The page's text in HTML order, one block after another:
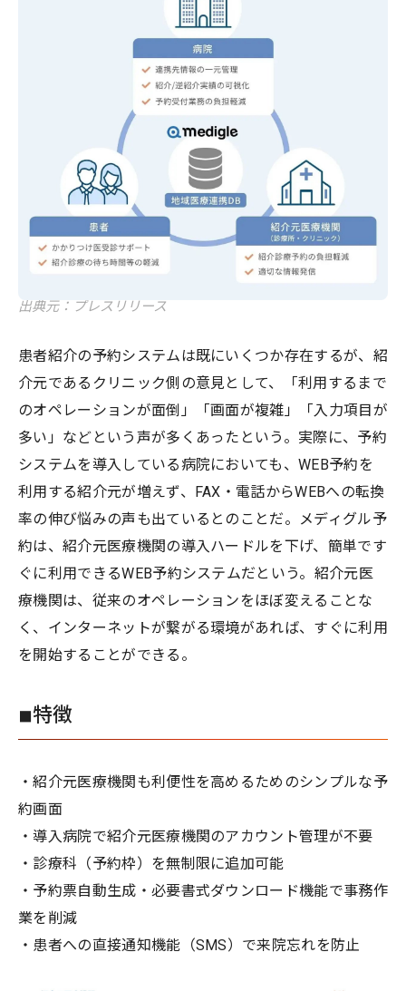
出典元：プレスリリース
患者紹介の予約システムは既にいくつか存在するが、紹
介元であるクリニック側の意見として、「利用するまで
のオペレーションが面倒」「画面が複雑」「入力項目が
多い」などという声が多くあったという。実際に、予約
システムを導入している病院においても、WEB予約を
利用する紹介元が増えず、FAX・電話からWEBへの転換
率の伸び悩みの声も出ているとのことだ。メディグル予
約は、紹介元医療機関の導入ハードルを下げ、簡単です
ぐに利用できるWEB予約システムだという。紹介元医
療機関は、従来のオペレーションをほぼ変えることな
く、インターネットが繋がる環境があれば、すぐに利用
を開始することができる。
◾︎特徴
・紹介元医療機関も利便性を高めるためのシンプルな予
約画面
・導入病院で紹介元医療機関のアカウント管理が不要
・診療科（予約枠）を無制限に追加可能
・予約票自動生成・必要書式ダウンロード機能で事務作
業を削減
・患者への直接通知機能（SMS）で来院忘れを防止